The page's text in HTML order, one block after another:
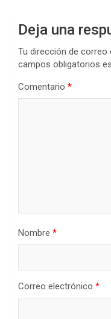
Deja una
Tu dirección de correo
campos obligatorios
Comentario *
Nombre *
Correo electrónico *